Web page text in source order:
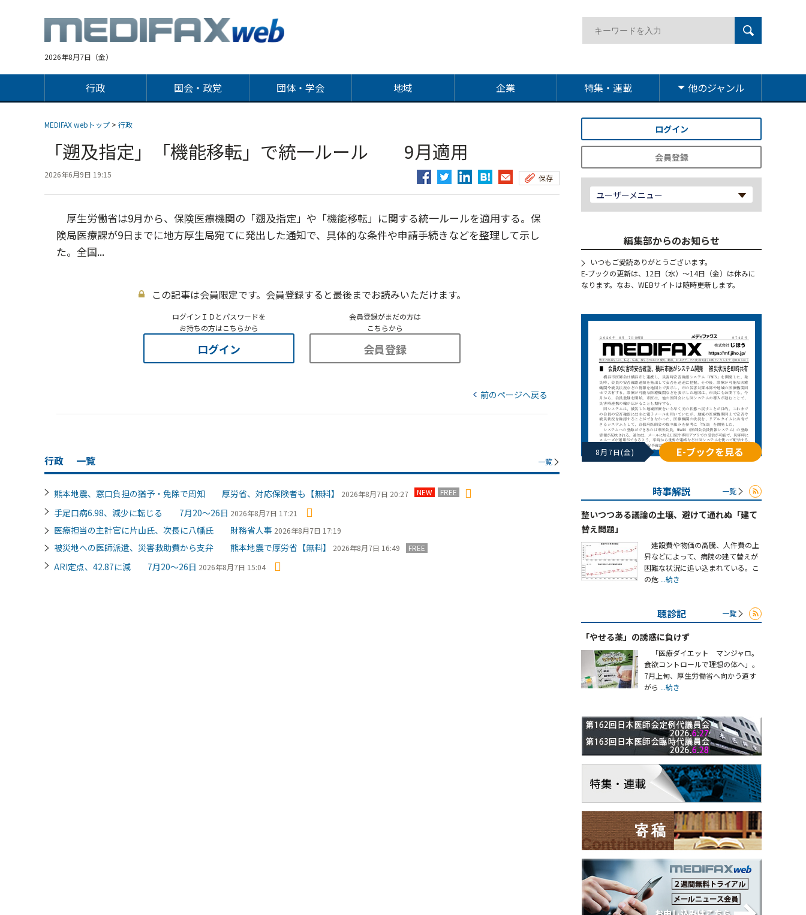
2026年8月7日（金）
行政 国会・政党 団体・学会 地域 企業 特集・連載 他のジャンル
MEDIFAX webトップ > 行政
「遡及指定」「機能移転」で統一ルール 9月適用
2026年6月9日 19:15 保存
厚生労働省は9月から、保険医療機関の「遡及指定」や「機能移転」に関する統一ルールを適用する。保
険局医療課が9日までに地方厚生局宛てに発出した通知で、具体的な条件や申請手続きなどを整理して示し
た。全国...
この記事は会員限定です。会員登録すると最後までお読みいただけます。
ログインＩＤとパスワードを
お持ちの方はこちらから
ログイン
会員登録がまだの方は
こちらから
会員登録
前のページへ戻る
行政 一覧 一覧
熊本地震、窓口負担の猶予・免除で周知 厚労省、対応保険者も【無料】 2026年8月7日 20:27 NEW FREE
手足口病6.98、減少に転じる 7月20～26日 2026年8月7日 17:21
医療担当の主計官に片山氏、次長に八幡氏 財務省人事 2026年8月7日 17:19
被災地への医師派遣、災害救助費から支弁 熊本地震で厚労省【無料】 2026年8月7日 16:49 FREE
ARI定点、42.87に減 7月20～26日 2026年8月7日 15:04
ログイン
会員登録
ユーザーメニュー
編集部からのお知らせ
いつもご愛読ありがとうございます。
E-ブックの更新は、12日（水）～14日（金）は休みに
なります。なお、WEBサイトは随時更新します。
8月7日(金) E-ブックを見る
時事解説 一覧
整いつつある議論の土壌、避けて通れぬ「建て
替え問題」
建設費や物価の高騰、人件費の上
昇などによって、病院の建て替えが
困難な状況に追い込まれている。こ
の危 ...続き
聴診記 一覧
「やせる薬」の誘惑に負けず
「医療ダイエット マンジャロ。
食欲コントロールで理想の体へ」。
7月上旬、厚生労働省へ向かう道す
がら ...続き